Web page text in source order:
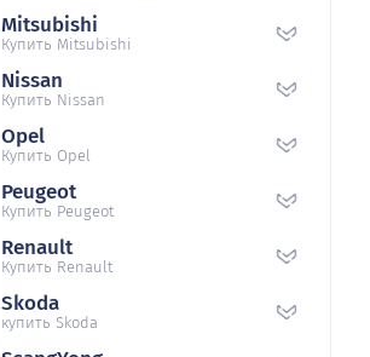
Mitsubishi
Купить Mitsubishi
Nissan
Купить Nissan
Opel
Купить Opel
Peugeot
Купить Peugeot
Renault
Купить Renault
Skoda
купить Skoda